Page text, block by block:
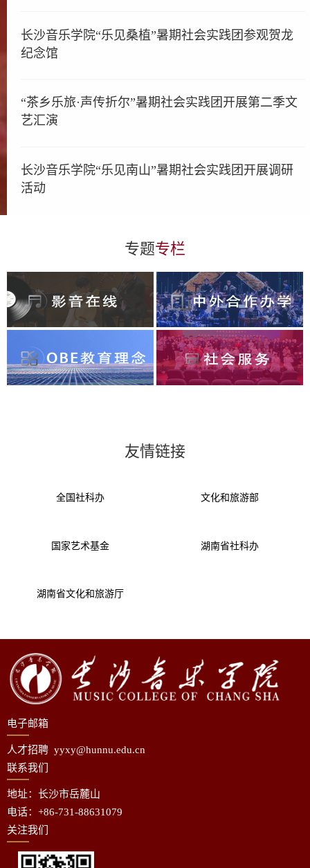
长沙音乐学院“乐见桑植”暑期社会实践团参观贺龙
纪念馆
“茶乡乐旅·声传折尔”暑期社会实践团开展第二季文
艺汇演
长沙音乐学院“乐见南山”暑期社会实践团开展调研
活动
专题专栏
友情链接
全国社科办 文化和旅游部
国家艺术基金 湖南省社科办
湖南省文化和旅游厅
电子邮箱
人才招聘 yyxy@hunnu.edu.cn
联系我们
地址：长沙市岳麓山
电话：+86-731-88631079
关注我们